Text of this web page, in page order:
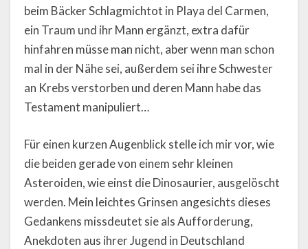
beim Bäcker Schlagmichtot in Playa del Carmen,
ein Traum und ihr Mann ergänzt, extra dafür
hinfahren müsse man nicht, aber wenn man schon
mal in der Nähe sei, außerdem sei ihre Schwester
an Krebs verstorben und deren Mann habe das
Testament manipuliert…
Für einen kurzen Augenblick stelle ich mir vor, wie
die beiden gerade von einem sehr kleinen
Asteroiden, wie einst die Dinosaurier, ausgelöscht
werden. Mein leichtes Grinsen angesichts dieses
Gedankens missdeutet sie als Aufforderung,
Anekdoten aus ihrer Jugend in Deutschland